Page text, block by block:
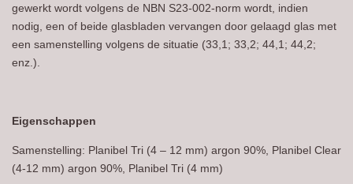
gewerkt wordt volgens de NBN S23-002-norm wordt, indien
nodig, een of beide glasbladen vervangen door gelaagd glas met
een samenstelling volgens de situatie (33,1; 33,2; 44,1; 44,2;
enz.).
Eigenschappen
Samenstelling: Planibel Tri (4 – 12 mm) argon 90%, Planibel Clear
(4-12 mm) argon 90%, Planibel Tri (4 mm)